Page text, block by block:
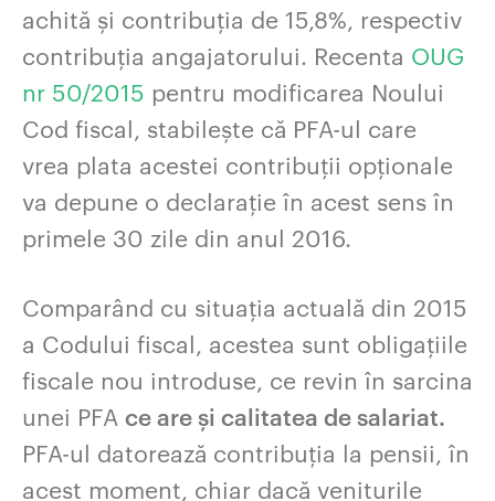
achită și contribuția de 15,8%, respectiv
contribuția angajatorului. Recenta OUG
nr 50/2015 pentru modificarea Noului
Cod fiscal, stabilește că PFA-ul care
vrea plata acestei contribuții opționale
va depune o declarație în acest sens în
primele 30 zile din anul 2016.
Comparând cu situația actuală din 2015
a Codului fiscal, acestea sunt obligațiile
fiscale nou introduse, ce revin în sarcina
unei PFA ce are și calitatea de salariat.
PFA-ul datorează contribuția la pensii, în
acest moment, chiar dacă veniturile